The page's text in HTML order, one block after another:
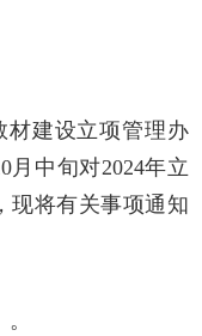
材建设立项管理办
月中旬对2024年立
现将有关事项通知
。